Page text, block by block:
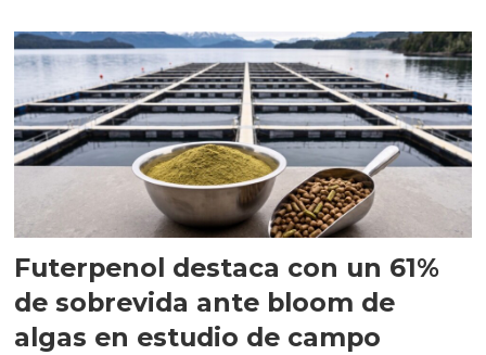
Futerpenol destaca con un 61%
de sobrevida ante bloom de
algas en estudio de campo